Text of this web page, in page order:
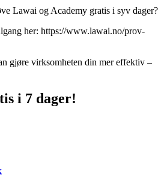
Lawai og Academy gratis i syv dager?
her: https://www.lawai.no/prov-
gjøre virksomheten din mer effektiv –
i 7 dager!